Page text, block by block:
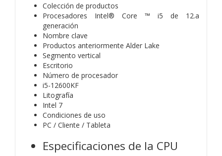
Colección de productos
Procesadores Intel® Core ™ i5 de 12.a
generación
Nombre clave
Productos anteriormente Alder Lake
Segmento vertical
Escritorio
Número de procesador
i5-12600KF
Litografía
Intel 7
Condiciones de uso
PC / Cliente / Tableta
Especificaciones de la CPU